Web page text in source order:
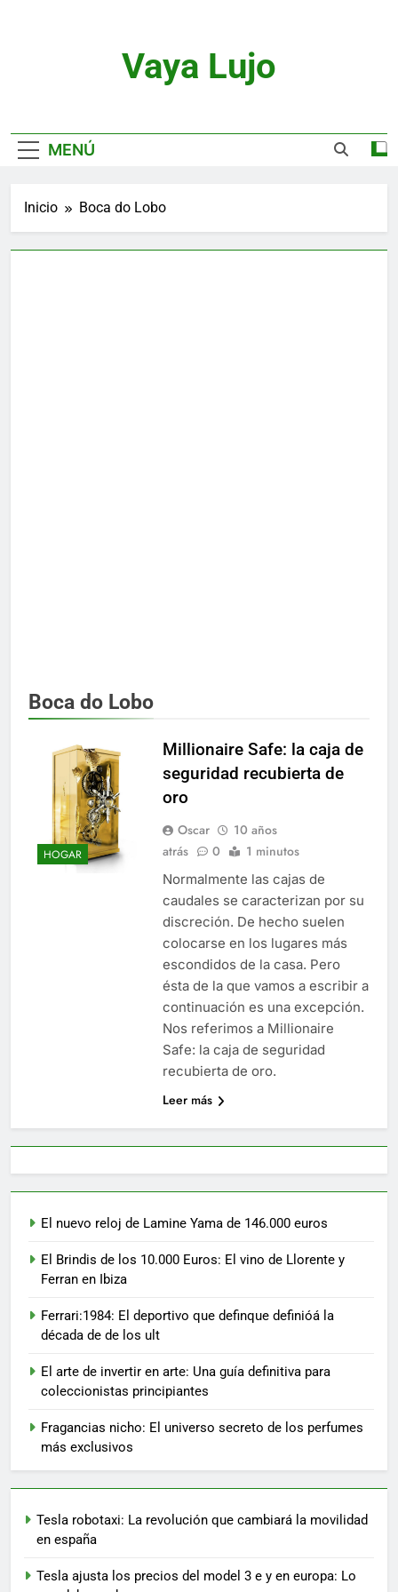
Vaya Lujo
MENÚ
Inicio Boca do Lobo
Boca do Lobo
HOGAR
Millionaire Safe: la caja de
seguridad recubierta de
oro
Oscar
10 años
atrás
0 1 minutos
Normalmente las cajas de
caudales se caracterizan por su
discreción. De hecho suelen
colocarse en los lugares más
escondidos de la casa. Pero
ésta de la que vamos a escribir a
continuación es una excepción.
Nos referimos a Millionaire
Safe: la caja de seguridad
recubierta de oro.
Leer más
El nuevo reloj de Lamine Yama de 146.000 euros
El Brindis de los 10.000 Euros: El vino de Llorente y
Ferran en Ibiza
Ferrari:1984: El deportivo que definque definióá la
década de de los ult
El arte de invertir en arte: Una guía definitiva para
coleccionistas principiantes
Fragancias nicho: El universo secreto de los perfumes
más exclusivos
Tesla robotaxi: La revolución que cambiará la movilidad
en españa
Tesla ajusta los precios del model 3 e y en europa: Lo